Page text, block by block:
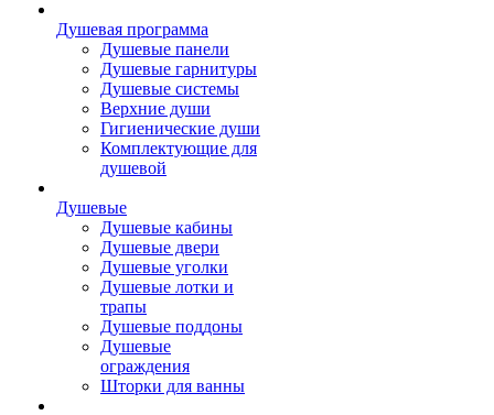
Душевая программа
Душевые панели
Душевые гарнитуры
Душевые системы
Верхние души
Гигиенические души
Комплектующие для
душевой
Душевые
Душевые кабины
Душевые двери
Душевые уголки
Душевые лотки и
трапы
Душевые поддоны
Душевые
ограждения
Шторки для ванны